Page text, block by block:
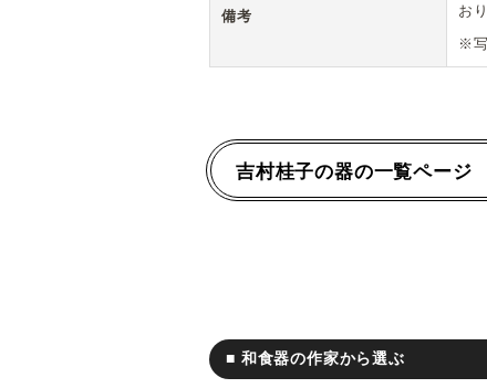
備考
お
※写
吉村桂子の器の一覧ページ
■ 和食器の作家から選ぶ